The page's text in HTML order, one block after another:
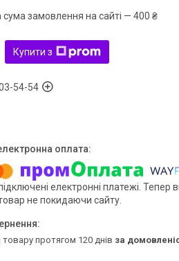
сума замовлення на сайті — 400 ₴
Купити з
54-54
електронні платежі. Тепер
не покидаючи сайту.
товару протягом 120 днів за